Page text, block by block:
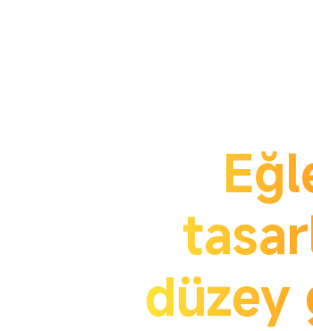
düzey